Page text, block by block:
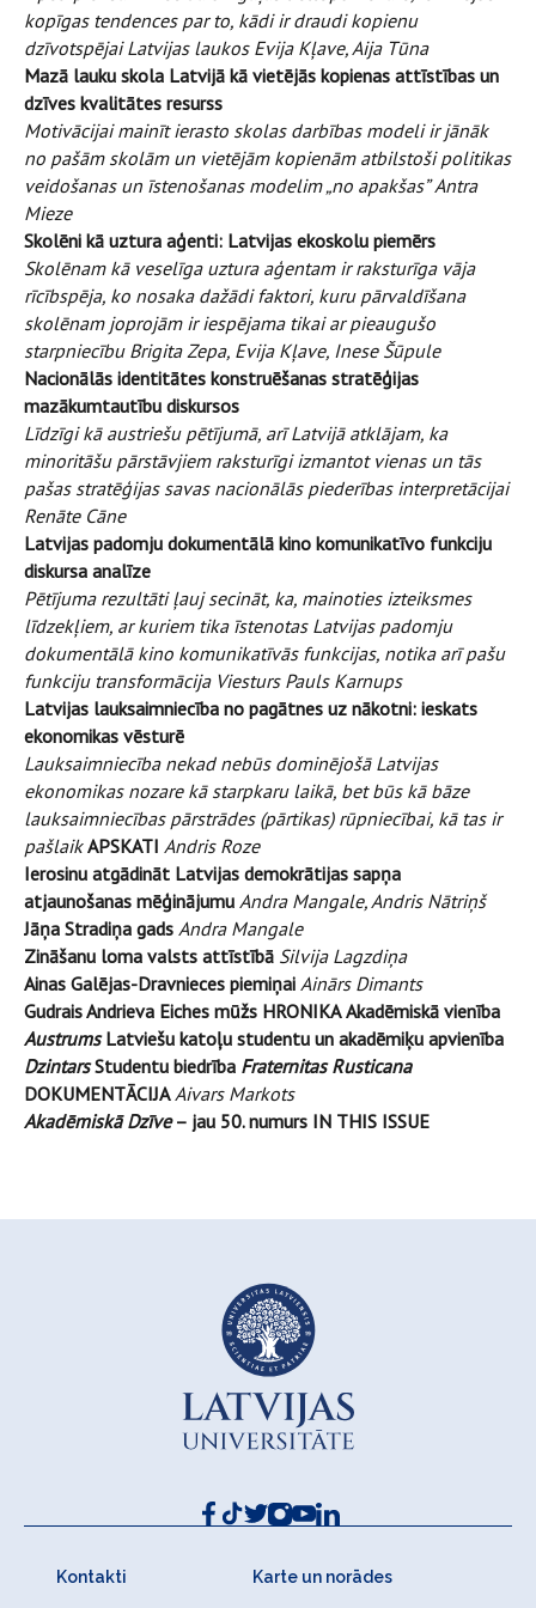
kopīgas tendences par to, kādi ir draudi kopienu
dzīvotspējai Latvijas laukos Evija Kļave, Aija Tūna
Mazā lauku skola Latvijā kā vietējās kopienas attīstības un
dzīves kvalitātes resurss
Motivācijai mainīt ierasto skolas darbības modeli ir jānāk
no pašām skolām un vietējām kopienām atbilstoši politikas
veidošanas un īstenošanas modelim „no apakšas” Antra
Mieze
Skolēni kā uztura aģenti: Latvijas ekoskolu piemērs
Skolēnam kā veselīga uztura aģentam ir raksturīga vāja
rīcībspēja, ko nosaka dažādi faktori, kuru pārvaldīšana
skolēnam joprojām ir iespējama tikai ar pieaugušo
starpniecību Brigita Zepa, Evija Kļave, Inese Šūpule
Nacionālās identitātes konstruēšanas stratēģijas
mazākumtautību diskursos
Līdzīgi kā austriešu pētījumā, arī Latvijā atklājam, ka
minoritāšu pārstāvjiem raksturīgi izmantot vienas un tās
pašas stratēģijas savas nacionālās piederības interpretācijai
Renāte Cāne
Latvijas padomju dokumentālā kino komunikatīvo funkciju
diskursa analīze
Pētījuma rezultāti ļauj secināt, ka, mainoties izteiksmes
līdzekļiem, ar kuriem tika īstenotas Latvijas padomju
dokumentālā kino komunikatīvās funkcijas, notika arī pašu
funkciju transformācija Viesturs Pauls Karnups
Latvijas lauksaimniecība no pagātnes uz nākotni: ieskats
ekonomikas vēsturē
Lauksaimniecība nekad nebūs dominējošā Latvijas
ekonomikas nozare kā starpkaru laikā, bet būs kā bāze
lauksaimniecības pārstrādes (pārtikas) rūpniecībai, kā tas ir
pašlaik APSKATI Andris Roze
Ierosinu atgādināt Latvijas demokrātijas sapņa
atjaunošanas mēģinājumu Andra Mangale, Andris Nātriņš
Jāņa Stradiņa gads Andra Mangale
Zināšanu loma valsts attīstībā Silvija Lagzdiņa
Ainas Galējas-Dravnieces piemiņai Ainārs Dimants
Gudrais Andrieva Eiches mūžs HRONIKA Akadēmiskā vienība
Austrums Latviešu katoļu studentu un akadēmiķu apvienība
Dzintars Studentu biedrība Fraternitas Rusticana
DOKUMENTĀCIJA Aivars Markots
Akadēmiskā Dzīve– jau 50. numurs IN THIS ISSUE
Kontakti Karte un norādes